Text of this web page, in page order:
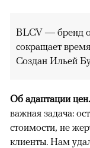
00:00
BLCV — бренд
сокращает
Создан Ильей
Об адаптации цен.
важная задача:
стоимости, не
клиенты. Нам